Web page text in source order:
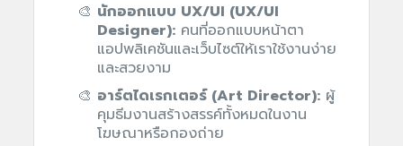
นักออกแบบ UX/UI (UX/UI
Designer):คนที่ออกแบบหน้าตา
แอปพลิเคชันและเว็บไซต์ให้เราใช้งานง่าย
และสวยงาม
อาร์ตไดเรกเตอร์ (Art Director):ผู้
คุมธีมงานสร้างสรรค์ทั้งหมดในงาน
โฆษณาหรือกองถ่าย